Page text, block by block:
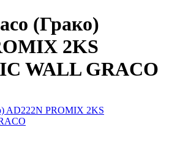
(Грако)
2KS
WALL GRACO